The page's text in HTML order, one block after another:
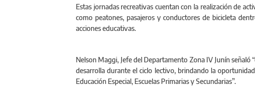
Estas jornadas recreativas cuentan con la realización de
como peatones, pasajeros y conductores de bicicleta
acciones educativas.
Nelson Maggi, Jefe del Departamento Zona IV Junín
desarrolla durante el ciclo lectivo, brindando la
Educación Especial, Escuelas Primarias y Secundarias”.